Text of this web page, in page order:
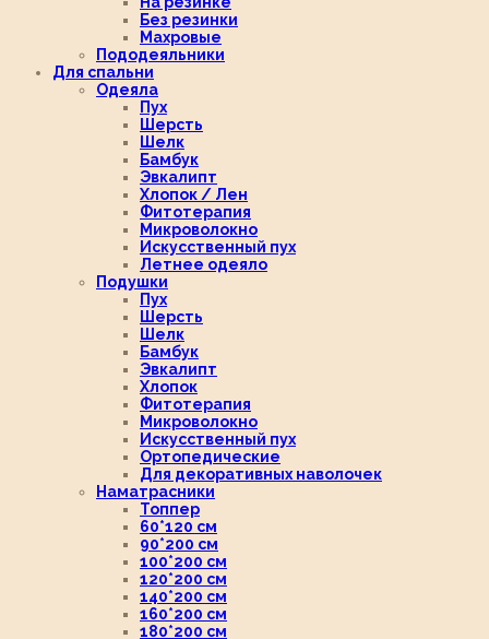
Без резинки
Махровые
Пододеяльники
Для спальни
Одеяла
Пух
Шерсть
Шелк
Бамбук
Эвкалипт
Хлопок / Лен
Фитотерапия
Микроволокно
Искусственный пух
Летнее одеяло
Подушки
Пух
Шерсть
Шелк
Бамбук
Эвкалипт
Хлопок
Фитотерапия
Микроволокно
Искусственный пух
Ортопедические
Для декоративных наволочек
Наматрасники
Топпер
60*120 см
90*200 см
100*200 см
120*200 см
140*200 см
160*200 см
180*200 см